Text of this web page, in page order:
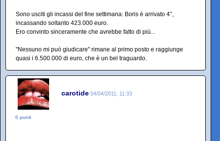
Sono usciti gli incassi del fine settimana: Boris è arrivato 4°,
incassando soltanto 423.000 euro.
Ero convinto sinceramente che avrebbe fatto di più...
"Nessuno mi può giudicare" rimane al primo posto e raggiunge
quasi i 6.500.000 di euro, che è un bel traguardo.
carotide 04/04/2011, 11:33
0 punti